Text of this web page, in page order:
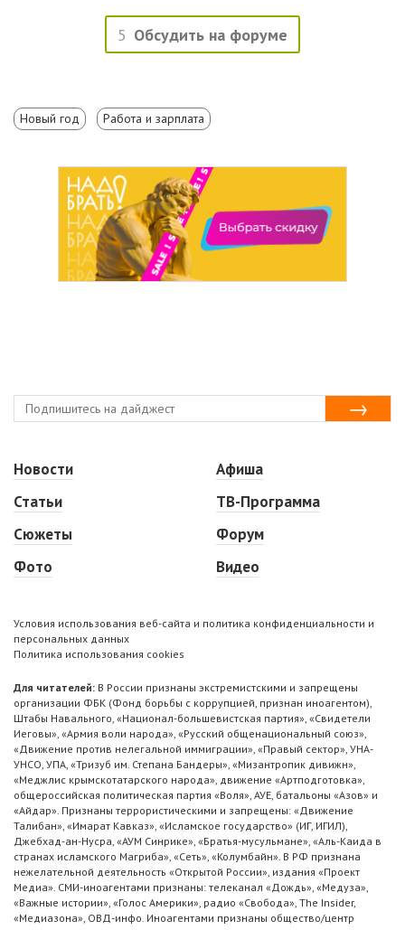
5 Обсудить на форуме
Новый год Работа и зарплата
Новости
Статьи
Сюжеты
Фото
Афиша
ТВ-Программа
Форум
Видео
Условия использования веб-сайта и политика конфиденциальности и
персональных данных
Политика использования cookies
Для читателей: В России признаны экстремистскими и запрещены
организации ФБК (Фонд борьбы с коррупцией, признан иноагентом),
Штабы Навального, «Национал-большевистская партия», «Свидетели
Иеговы», «Армия воли народа», «Русский общенациональный союз»,
«Движение против нелегальной иммиграции», «Правый сектор», УНА-
УНСО, УПА, «Тризуб им. Степана Бандеры», «Мизантропик дивижн»,
«Меджлис крымскотатарского народа», движение «Артподготовка»,
общероссийская политическая партия «Воля», АУЕ, батальоны «Азов» и
«Айдар». Признаны террористическими и запрещены: «Движение
Талибан», «Имарат Кавказ», «Исламское государство» (ИГ, ИГИЛ),
Джебхад-ан-Нусра, «АУМ Синрике», «Братья-мусульмане», «Аль-Каида в
странах исламского Магриба», «Сеть», «Колумбайн». В РФ признана
нежелательной деятельность «Открытой России», издания «Проект
Медиа». СМИ-иноагентами признаны: телеканал «Дождь», «Медуза»,
«Важные истории», «Голос Америки», радио «Свобода», The Insider,
«Медиазона», ОВД-инфо. Иноагентами признаны общество/центр